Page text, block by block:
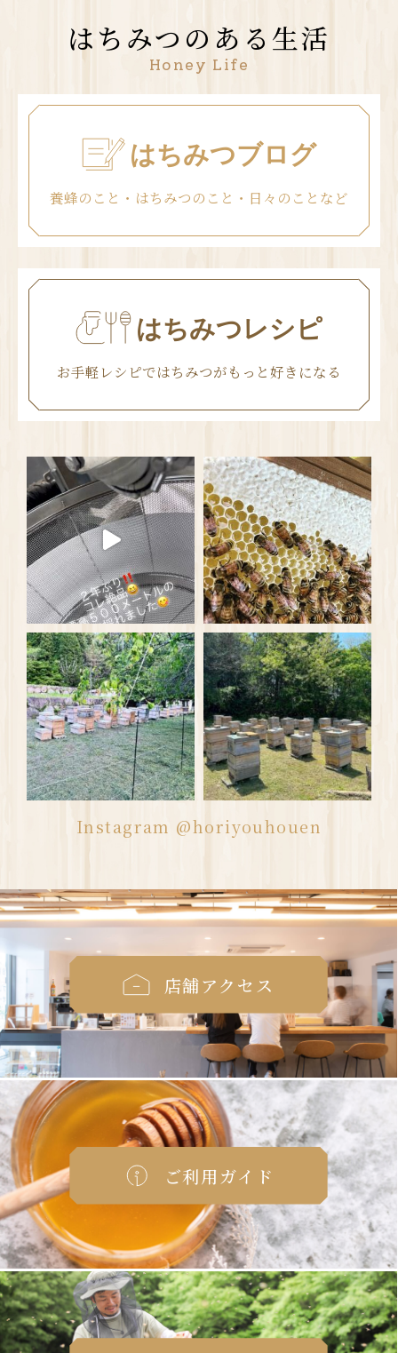
はちみつのある生活
Honey Life
はちみつブログ
養蜂のこと・はちみつのこと・日々のことなど
はちみつレシピ
お手軽レシピではちみつがもっと好きになる
Instagram @horiyouhouen
店舗アクセス
ご利用ガイド